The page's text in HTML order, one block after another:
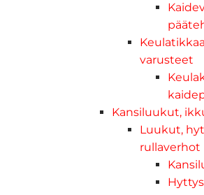
varusteet
Kansiluukut,
Luukut,
rullaverhot